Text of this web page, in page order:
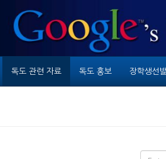
독도 관련 자료 독도 홍보 장학생선